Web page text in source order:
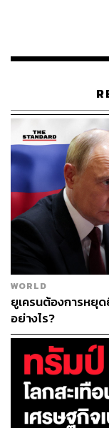
ทำให้ท่าทีของประเ
ไม่ถึง 6 ปีดี เกาห
ทดลองขีปนาวุธไป
ขีปนาวุธของเกาหลี
นำของคิมอิลซุงแล
โดยในปี 2012 เก
ในปี 2013 ทั้งสิ้น 6
สิ้น 15 ครั้ง, ปี
ปี 2017 ทดลองไป
ของปี เกาหลีเหนือ
ทดลองในปี 2016 แล้
WORLD
ยูเครนต้องการหยุ
อย่างไร?